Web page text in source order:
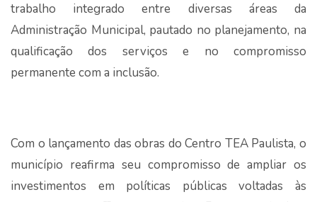
trabalho integrado entre diversas áreas da
Administração Municipal, pautado no planejamento, na
qualificação dos serviços e no compromisso
permanente com a inclusão.
Com o lançamento das obras do Centro TEA Paulista, o
município reafirma seu compromisso de ampliar os
investimentos em políticas públicas voltadas às